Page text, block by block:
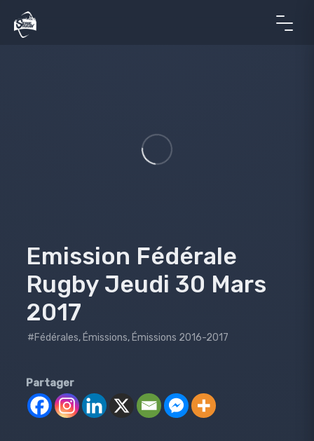
Emission Fédérale
Rugby Jeudi 30 Mars
2017
#Fédérales, Émissions, Émissions 2016-2017
Partager